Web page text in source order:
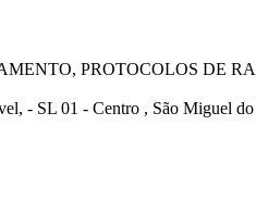
PROTOCOLOS DE
- SL 01 - Centro , São Miguel